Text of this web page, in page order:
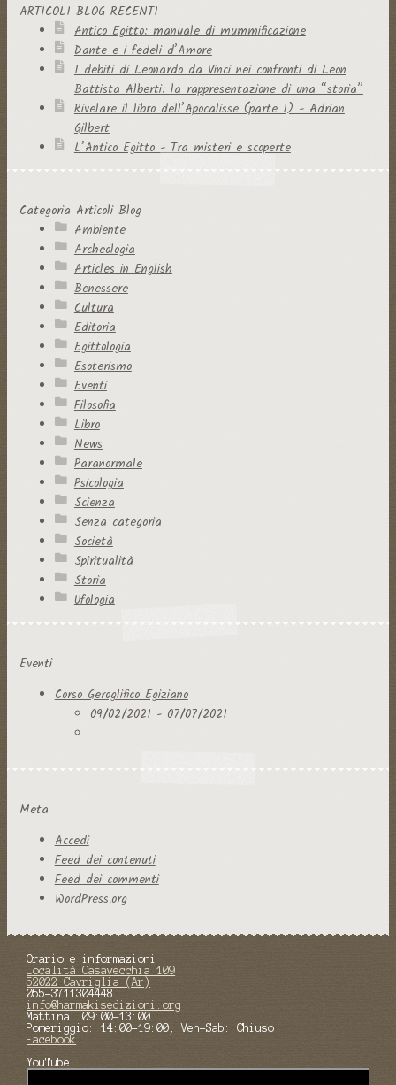
ARTICOLI BLOG RECENTI
Antico Egitto: manuale di mummificazione
Dante e i fedeli d’Amore
I debiti di Leonardo da Vinci nei confronti di Leon
Battista Alberti: la rappresentazione di una “storia”
Rivelare il libro dell’Apocalisse (parte 1) - Adrian
Gilbert
L’Antico Egitto - Tra misteri e scoperte
Categoria Articoli Blog
Ambiente
Archeologia
Articles in English
Benessere
Cultura
Editoria
Egittologia
Esoterismo
Eventi
Filosofia
Libro
News
Paranormale
Psicologia
Scienza
Senza categoria
Società
Spiritualità
Storia
Ufologia
Eventi
Corso Geroglifico Egiziano
09/02/2021 - 07/07/2021
Meta
Accedi
Feed dei contenuti
Feed dei commenti
WordPress.org
Orario e informazioni
Località Casavecchia 109
52022 Cavriglia (Ar)
055-3711304448
info@harmakisedizioni.org
Mattina: 09:00-13:00
Pomeriggio: 14:00-19:00, Ven-Sab: Chiuso
Facebook
YouTube